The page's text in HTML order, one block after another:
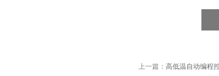
上一篇： 高低温自动编程